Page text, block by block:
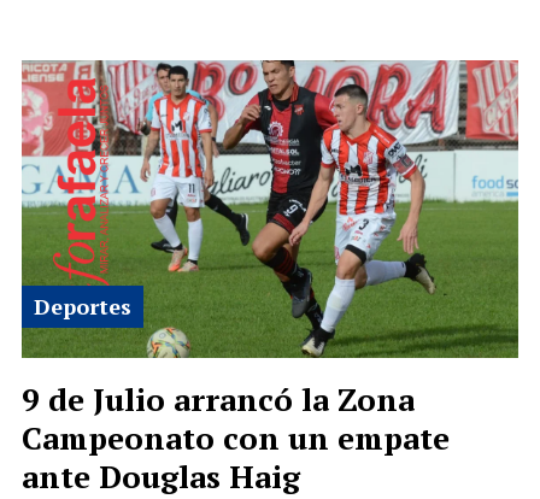
9 de Julio arrancó la Zona
Campeonato con un empate
ante Douglas Haig
Deportes